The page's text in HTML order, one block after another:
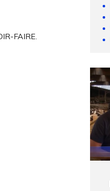
FAIRE.